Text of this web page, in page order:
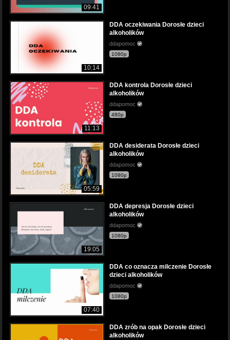
09:41
10:14
DDA oczekiwania Dorosłe dzieci
alkoholików
ddapomoc
1080p
11:13
DDA kontrola Dorosłe dzieci
alkoholików
ddapomoc
480p
05:59
DDA desiderata Dorosłe dzieci
alkoholików
ddapomoc
1080p
19:05
DDA depresja Dorosłe dzieci
alkoholików
ddapomoc
1080p
07:40
DDA co oznacza milczenie Dorosłe
dzieci alkoholików
ddapomoc
1080p
DDA zrób na opak Dorosłe dzieci
alkoholików